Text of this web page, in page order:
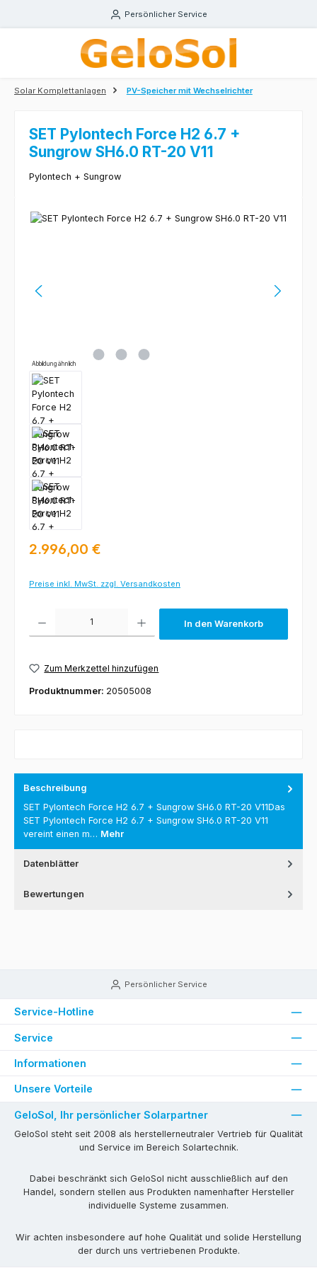
Zum Hauptinhalt springen Persönlicher Service
Solar Komplettanlagen PV-Speicher mit Wechselrichter
SET Pylontech Force H2 6.7 +
Sungrow SH6.0 RT-20 V11
Pylontech + Sungrow
Bildergalerie überspringen
Abbildung ähnlich
Regulärer Preis:
2.996,00 €
Preise inkl. MwSt. zzgl. Versandkosten
Produkt Anzahl: Gib den gewünschten Wert ein oder benutze die
In den Warenkorb
Zum Merkzettel hinzufügen
Produktnummer: 20505008
Beschreibung
SET Pylontech Force H2 6.7 + Sungrow SH6.0 RT-20 V11Das
SET Pylontech Force H2 6.7 + Sungrow SH6.0 RT-20 V11
vereint einen m… Mehr
Datenblätter
Bewertungen
Persönlicher Service
Service-Hotline
Service
Informationen
Unsere Vorteile
GeloSol, Ihr persönlicher Solarpartner
GeloSol steht seit 2008 als herstellerneutraler Vertrieb für Qualität
und Service im Bereich Solartechnik.
Dabei beschränkt sich GeloSol nicht ausschließlich auf den
Handel, sondern stellen aus Produkten namenhafter Hersteller
individuelle Systeme zusammen.
Wir achten insbesondere auf hohe Qualität und solide Herstellung
der durch uns vertriebenen Produkte.